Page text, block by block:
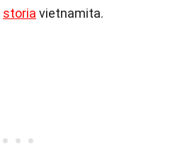
storia vietnamita.